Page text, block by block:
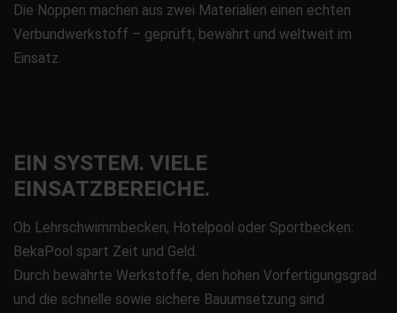
Die Noppen machen aus zwei Materialien einen echten
Verbundwerkstoff – geprüft, bewährt und weltweit im
Einsatz.
EIN SYSTEM. VIELE
EINSATZBEREICHE.
Ob Lehrschwimmbecken, Hotelpool oder Sportbecken:
BekaPool spart Zeit und Geld.
Durch bewährte Werkstoffe, den hohen Vorfertigungsgrad
und die schnelle sowie sichere Bauumsetzung sind